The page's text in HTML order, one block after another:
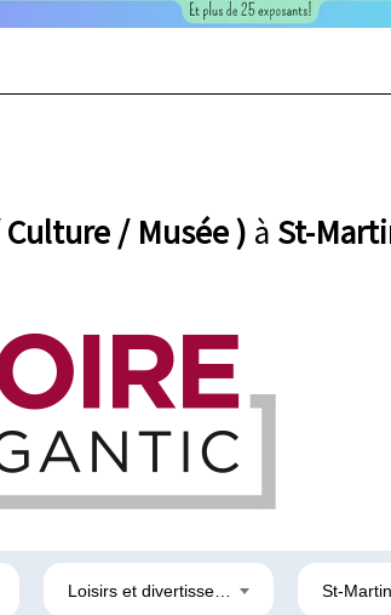
/ Musée ) à St-
St-Martin